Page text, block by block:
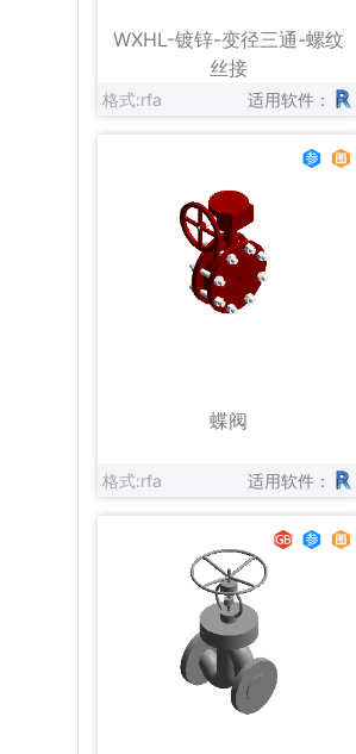
WXHL-镀锌-变径三通-螺纹
丝接
格式:rfa 适用软件：
蝶阀
格式:rfa 适用软件：